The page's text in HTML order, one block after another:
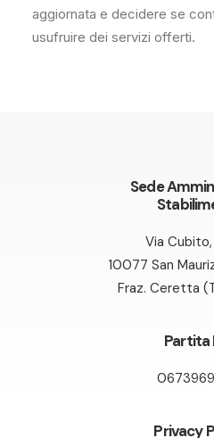
aggiornata e decidere se
usufruire dei servizi offerti.
Sede
Via
10077 San
Fraz. Ceretta
Partita
Privacy